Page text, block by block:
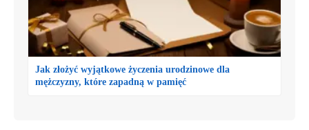
Jak złożyć wyjątkowe życzenia urodzinowe dla
mężczyzny, które zapadną w pamięć